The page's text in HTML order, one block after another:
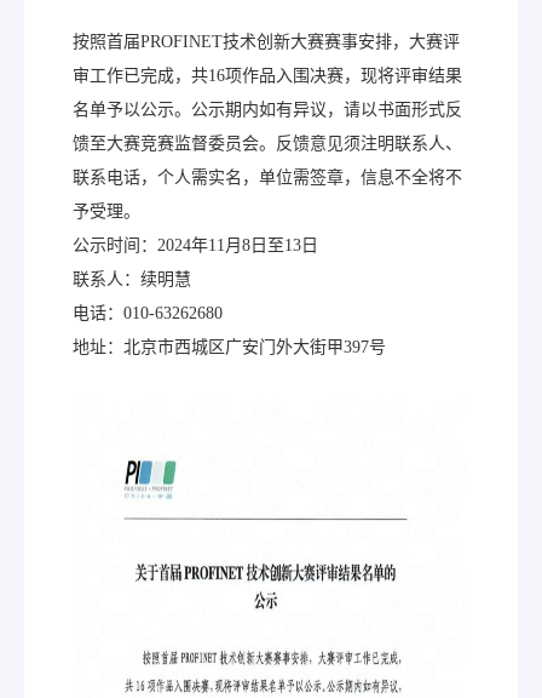
按照首届PROFINET技术创新大赛赛事安排，大赛评
审工作已完成，共16项作品入围决赛，现将评审结果
名单予以公示。公示期内如有异议，请以书面形式反
馈至大赛竞赛监督委员会。反馈意见须注明联系人、
联系电话，个人需实名，单位需签章，信息不全将不
予受理。
公示时间：2024年11月8日至13日
联系人：续明慧
电话：010-63262680
地址：北京市西城区广安门外大街甲397号